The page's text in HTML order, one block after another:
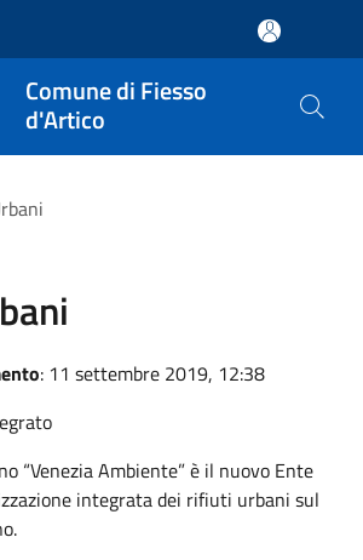
Comune di Fiesso
d'Artico
: 11 settembre 2019, 12:38
“Venezia Ambiente” è il nuovo Ente
integrata dei rifiuti urbani sul